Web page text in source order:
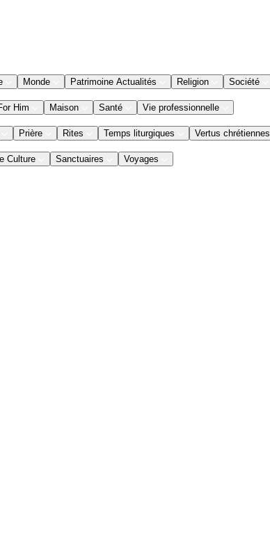
Monde Patrimoine Actualités Religion Société
Him Maison Santé Vie professionnelle
Prière Rites Temps liturgiques Vertus chrétiennes
Culture Sanctuaires Voyages